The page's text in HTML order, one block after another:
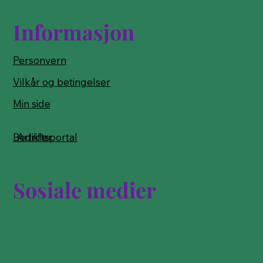
Informasjon
Personvern
Vilkår og betingelser
Min side
Bedriftsportal
Artikler
Sosiale medier